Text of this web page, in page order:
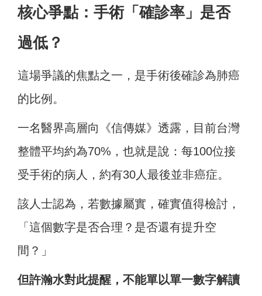
核心爭點：手術「確診率」是否
過低？
這場爭議的焦點之一，是手術後確診為肺癌
的比例。
一名醫界高層向《信傳媒》透露，目前台灣
整體平均約為70%，也就是說：每100位接
受手術的病人，約有30人最後並非癌症。
該人士認為，若數據屬實，確實值得檢討，
「這個數字是否合理？是否還有提升空
間？」
但許瀚水對此提醒，不能單以單一數字解讀